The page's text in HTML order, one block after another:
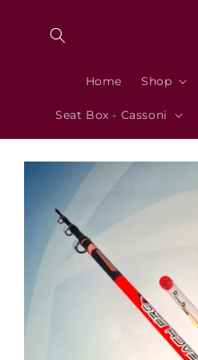
ai contenuti
Home Shop
Seat Box - Cassoni
Passa alle
informazioni
sul prodotto